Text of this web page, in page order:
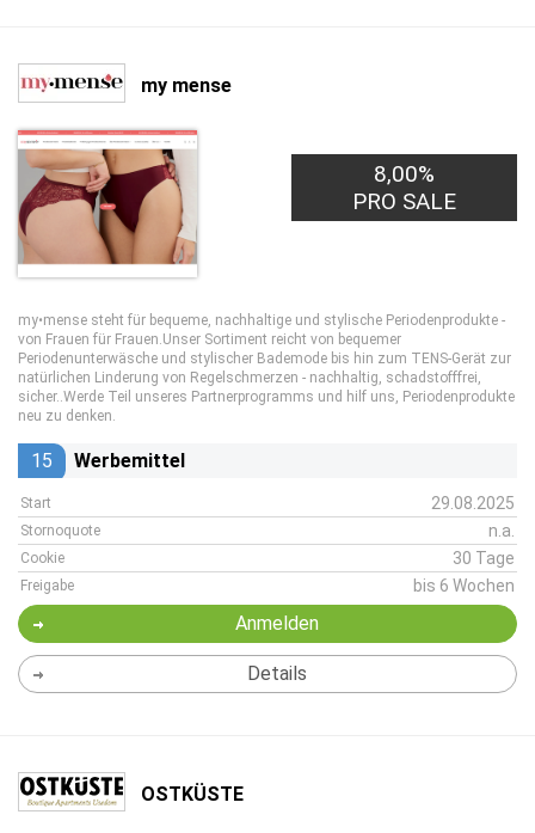
my mense
8,00%
PRO SALE
my•mense steht für bequeme, nachhaltige und stylische Periodenprodukte -
von Frauen für Frauen.Unser Sortiment reicht von bequemer
Periodenunterwäsche und stylischer Bademode bis hin zum TENS-Gerät zur
natürlichen Linderung von Regelschmerzen - nachhaltig, schadstofffrei,
sicher..Werde Teil unseres Partnerprogramms und hilf uns, Periodenprodukte
neu zu denken.
15 Werbemittel
Start 29.08.2025
Stornoquote n.a.
Cookie 30 Tage
Freigabe bis 6 Wochen
Anmelden
Details
OSTKÜSTE